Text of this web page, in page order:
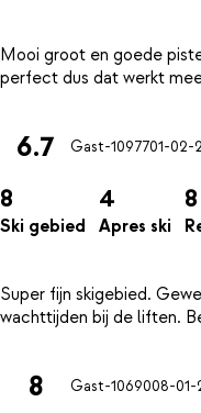
Mooi groot en goede
6.7 Gast-1097701-02-
8
Ski gebied
4
Apres ski
8
Super fijn skigebied.
8 Gast-1069008-01-